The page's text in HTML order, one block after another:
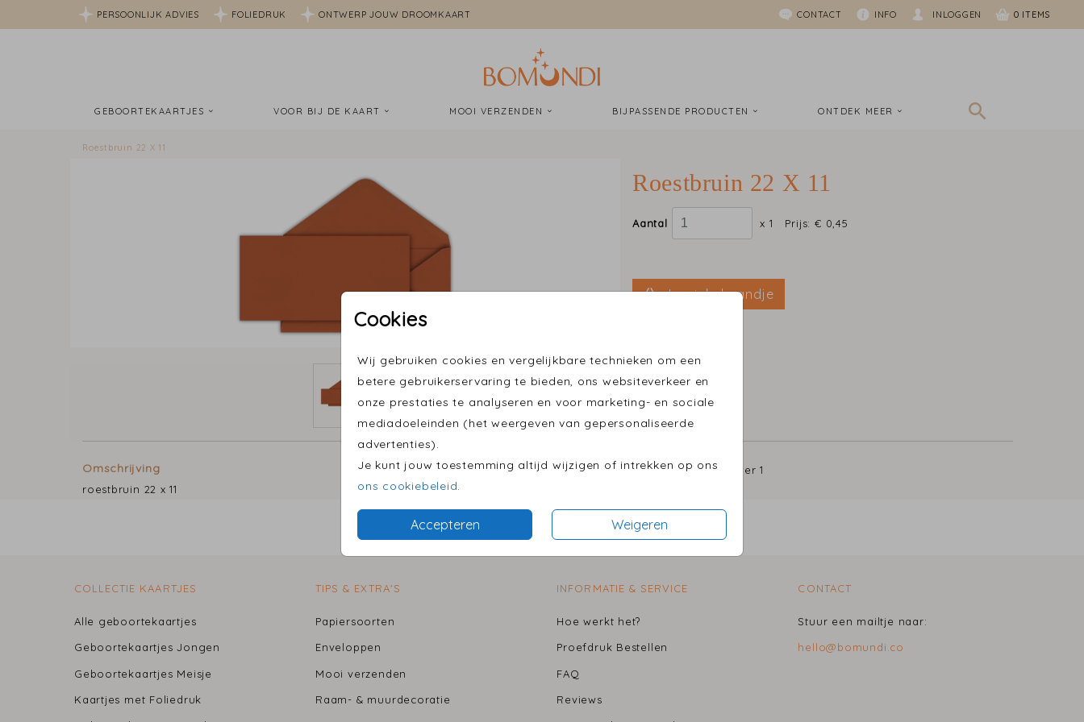
PERSOONLIJK ADVIES FOLIEDRUK ONTWERP JOUW DROOMKAART CONTACT INFO INLOGGEN 0
GEBOORTEKAARTJES VOOR BIJ DE KAART MOOI VERZENDEN BIJPASSENDE PRODUCTEN ONTDEK MEER
Cookies
Wij gebruiken cookies en vergelijkbare technieken om een
betere gebruikerservaring te bieden, ons websiteverkeer en
onze prestaties te analyseren en voor marketing- en sociale
mediadoeleinden (het weergeven van gepersonaliseerde
advertenties).
Je kunt jouw toestemming altijd wijzigen of intrekken op ons
ons cookiebeleid
Accepteren Weigeren
Roestbruin 22 X 11
Roestbruin 22 X 11
Aantal x 1 Prijs: € 0,45
In winkelmandje
Omschrijving
roestbruin 22 x 11
Prijs: € 0,45 per 1
BESTEL GEMAKKELIJK JE EERSTE PROEFDRUK VANAF € 2,50
COLLECTIE KAARTJES
Alle geboortekaartjes
Geboortekaartjes Jongen
Geboortekaartjes Meisje
Kaartjes met Foliedruk
TIPS & EXTRA'S
Papiersoorten
Enveloppen
Mooi verzenden
Raam- & muurdecoratie
INFORMATIE & SERVICE
Hoe werkt het?
Proefdruk Bestellen
FAQ
Reviews
CONTACT
Stuur een mailtje naar:
hello@bomundi.co